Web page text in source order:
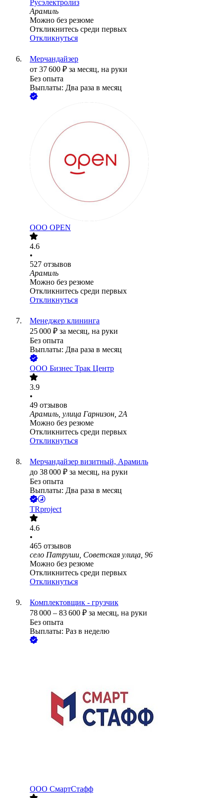
Русэлектролиз
Арамиль
Можно без резюме
Откликнитесь среди первых
Откликнуться
Мерчандайзер
от 37 600 ₽ за месяц, на руки
Без опыта
Выплаты: Два раза в месяц
ООО OPEN
4.6
•
527 отзывов
Арамиль
Можно без резюме
Откликнитесь среди первых
Откликнуться
Менеджер клининга
25 000 ₽ за месяц, на руки
Без опыта
Выплаты: Два раза в месяц
ООО Бизнес Трак Центр
3.9
•
49 отзывов
Арамиль, улица Гарнизон, 2А
Можно без резюме
Откликнитесь среди первых
Откликнуться
Мерчандайзер визитный, Арамиль
до 38 000 ₽ за месяц, на руки
Без опыта
Выплаты: Два раза в месяц
TRproject
4.6
•
465 отзывов
село Патруши, Советская улица, 96
Можно без резюме
Откликнитесь среди первых
Откликнуться
Комплектовщик - грузчик
78 000 – 83 600 ₽ за месяц, на руки
Без опыта
Выплаты: Раз в неделю
ООО СмартСтафф